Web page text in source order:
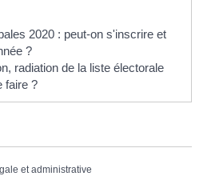
2020 : peut-on s'inscrire et
?
radiation de la liste électorale
faire ?
et administrative